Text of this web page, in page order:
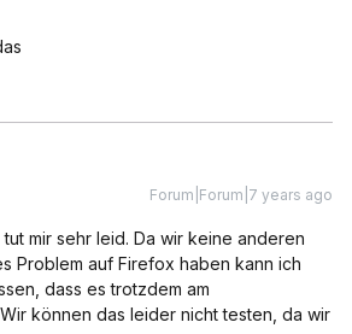
Forum|Forum|7 years ago
tut mir sehr leid. Da wir keine anderen
Problem auf Firefox haben kann ich
dass es trotzdem am
können das leider nicht testen, da wir